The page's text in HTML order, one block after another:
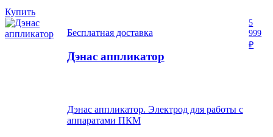
Купить
Бесплатная доставка
Дэнас аппликатор
Дэнас аппликатор. Электрод для работы с
аппаратами ПКМ
5
999
₽